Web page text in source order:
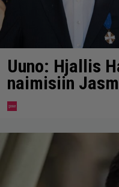
Uuno: Hjallis
naimisiin